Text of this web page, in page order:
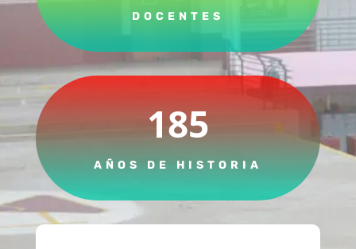
DOCENTES
185
AÑOS DE HISTORIA